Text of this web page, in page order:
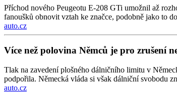
Příchod nového Peugeotu E-208 GTi umožnil až
fanoušků obnovit vztah ke značce, podobně jako to
auto.cz
Více než polovina Němců je pro zrušení
Tlak na zavedení plošného dálničního limitu v
podpořila. Německá vláda si však dálniční svobodu
auto.cz